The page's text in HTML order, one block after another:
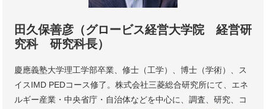
田久保善彦（グロービス経営大学院 経営研
究科 研究科長）
慶應義塾大学理工学部卒業、修士（工学）、博士（学術）、ス
イスIMD PEDコース修了。株式会社三菱総合研究所にて、エネ
ルギー産業・中央省庁・自治体などを中心に、調査、研究、コ